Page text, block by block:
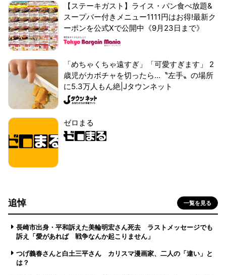
【ステーキガスト】ライス・パン食べ放題&
スープバー付きメニュー1111円はお得!最新ク
ーポンを公式Xで公開中《9月23日まで》
「めちゃくちゃ遠すぎ」「可愛すぎます」 2
歳児がカボチャを切ったら...〝左手〟の場所
に5.3万人もん絶|Jタウンネット
ゼロまる
追悼 一覧を見る
長崎市出身・平和訴えた美輪明宏さん死去 ラストメッセージでも
訴え「愛があれば 戦争なんか起こりません」
つげ義春さんと白土三平さん カリスマ漫画家、二人の「違い」と
は？